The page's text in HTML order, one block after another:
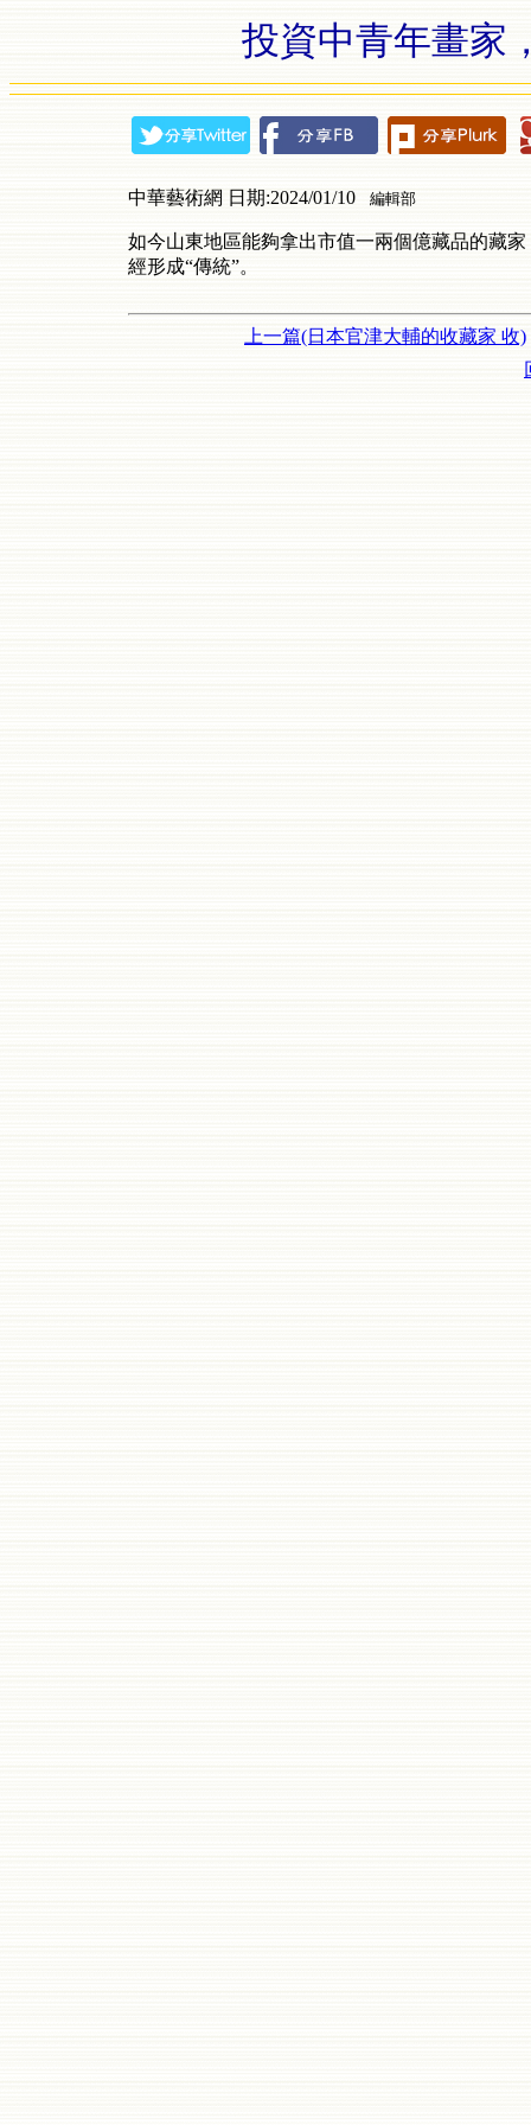
投資中青年畫家
中華藝術網 日期:2024/01/10 編輯部
如今山東地區能夠拿出市值一兩個億藏品的藏
經形成“傳統”。
上一篇(日本官津大輔的收藏家 收)